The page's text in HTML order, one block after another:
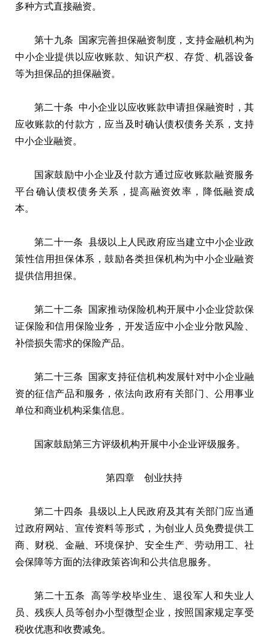
多种方式直接融资。
第十九条 国家完善担保融资制度，支持金融机构为
中小企业提供以应收账款、知识产权、存货、机器设备
等为担保品的担保融资。
第二十条 中小企业以应收账款申请担保融资时，其
应收账款的付款方，应当及时确认债权债务关系，支持
中小企业融资。
国家鼓励中小企业及付款方通过应收账款融资服务
平台确认债权债务关系，提高融资效率，降低融资成
本。
第二十一条 县级以上人民政府应当建立中小企业政
策性信用担保体系，鼓励各类担保机构为中小企业融资
提供信用担保。
第二十二条 国家推动保险机构开展中小企业贷款保
证保险和信用保险业务，开发适应中小企业分散风险、
补偿损失需求的保险产品。
第二十三条 国家支持征信机构发展针对中小企业融
资的征信产品和服务，依法向政府有关部门、公用事业
单位和商业机构采集信息。
国家鼓励第三方评级机构开展中小企业评级服务。
第四章 创业扶持
第二十四条 县级以上人民政府及其有关部门应当通
过政府网站、宣传资料等形式，为创业人员免费提供工
商、财税、金融、环境保护、安全生产、劳动用工、社
会保障等方面的法律政策咨询和公共信息服务。
第二十五条 高等学校毕业生、退役军人和失业人
员、残疾人员等创办小型微型企业，按照国家规定享受
税收优惠和收费减免。